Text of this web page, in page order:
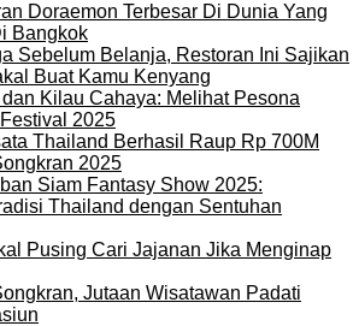
Doraemon Terbesar Di Dunia Yang
Bangkok
Sebelum Belanja, Restoran Ini Sajikan
Buat Kamu Kenyang
Kilau Cahaya: Melihat Pesona
2025
Thailand Berhasil Raup Rp 700M
2025
Siam Fantasy Show 2025:
Thailand dengan Sentuhan
Pusing Cari Jajanan Jika Menginap
Jutaan Wisatawan Padati